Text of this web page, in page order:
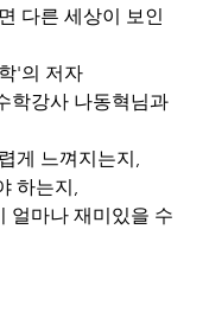
다른 세상이 보인
'의 저자
학강사 나동혁님과
게 느껴지는지,
하는지,
얼마나 재미있을 수